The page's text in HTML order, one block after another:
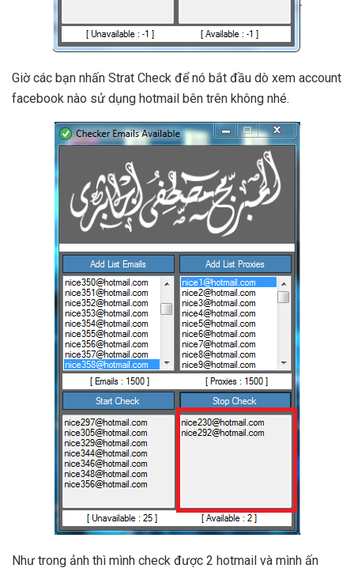
Giờ các bạn nhấn Strat Check để nó bắt đầu dò xem account
facebook nào sử dụng hotmail bên trên không nhé.
Như trong ảnh thì mình check được 2 hotmail và mình ấn